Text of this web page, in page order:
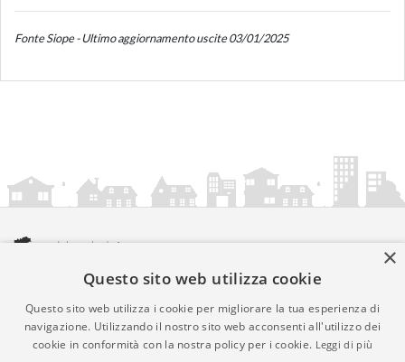
Fonte Siope - Ultimo aggiornamento uscite 03/01/2025
amministrazionicomunali.it è una iniziativa diartemedia.it
© Copyright MMXXIV - P.IVA 05400000724
Informazioni sul servizio |Informativa Privacy| Informativa
Cookies • Time 0.0231
×
Questo sito web utilizza cookie
Questo sito web utilizza i cookie per migliorare la tua esperienza di
navigazione. Utilizzando il nostro sito web acconsenti all'utilizzo dei
cookie in conformità con la nostra policy per i cookie. Leggi di più